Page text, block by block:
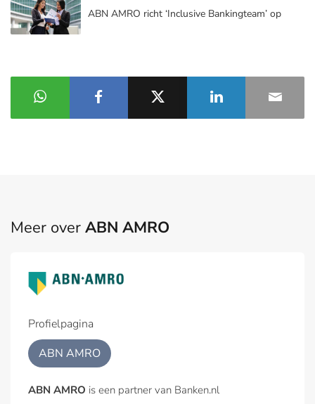
ABN AMRO richt ‘Inclusive Bankingteam’ op
Meer over ABN AMRO
Profielpagina
ABN AMRO
ABN AMRO is een partner van Banken.nl